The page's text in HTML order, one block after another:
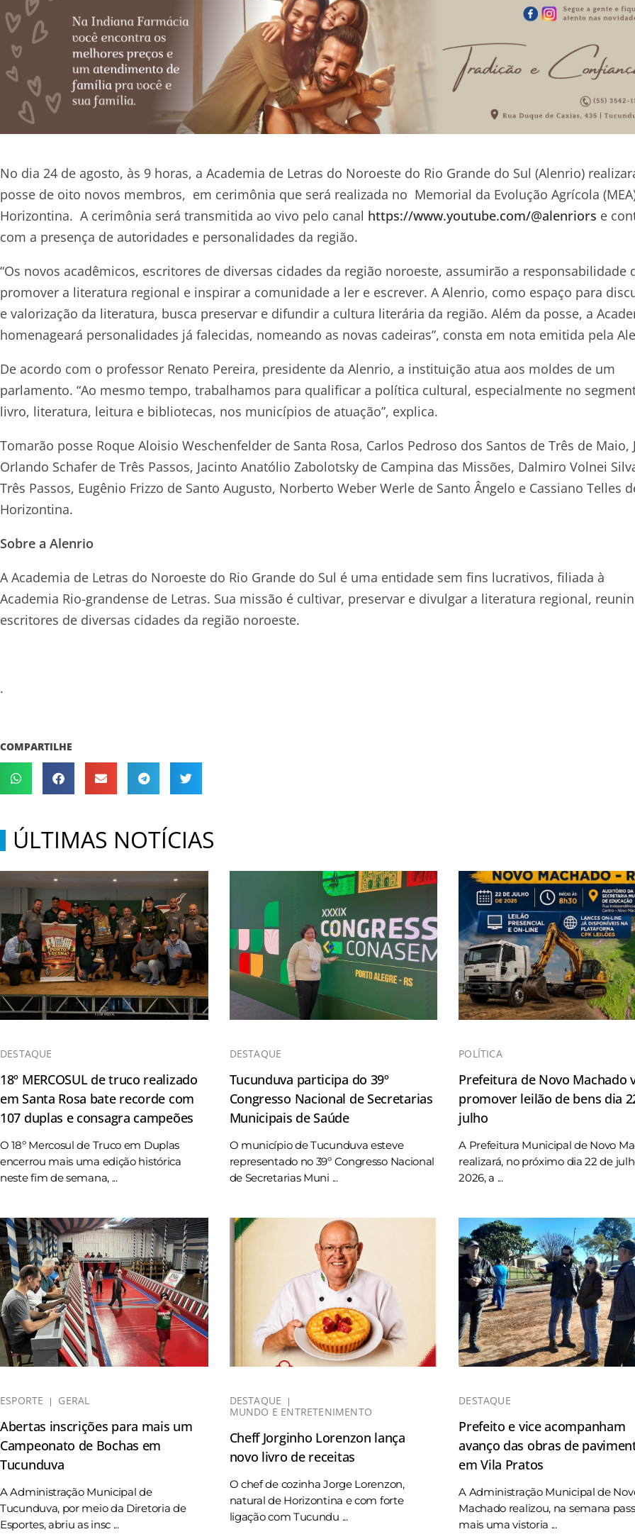
No dia 24 de agosto, às 9 horas, a Academia de Letras do Noroeste do Rio Grande do Sul (Alenrio)
posse de oito novos membros, em cerimônia que será realizada no Memorial da Evolução Agrícola
Horizontina. A cerimônia será transmitida ao vivo pelo canal https://www.youtube.com/@alenriors e
com a presença de autoridades e personalidades da região.
“Os novos acadêmicos, escritores de diversas cidades da região noroeste, assumirão a responsabilidade
promover a literatura regional e inspirar a comunidade a ler e escrever. A Alenrio, como espaço para
e valorização da literatura, busca preservar e difundir a cultura literária da região. Além da posse, a
homenageará personalidades já falecidas, nomeando as novas cadeiras”, consta em nota emitida pela
De acordo com o professor Renato Pereira, presidente da Alenrio, a instituição atua aos moldes de um
parlamento. “Ao mesmo tempo, trabalhamos para qualificar a política cultural, especialmente no
livro, literatura, leitura e bibliotecas, nos municípios de atuação”, explica.
Tomarão posse Roque Aloisio Weschenfelder de Santa Rosa, Carlos Pedroso dos Santos de Três de Maio,
Orlando Schafer de Três Passos, Jacinto Anatólio Zabolotsky de Campina das Missões, Dalmiro Volnei
Três Passos, Eugênio Frizzo de Santo Augusto, Norberto Weber Werle de Santo Ângelo e Cassiano Telles
Horizontina.
Sobre a Alenrio
A Academia de Letras do Noroeste do Rio Grande do Sul é uma entidade sem fins lucrativos, filiada à
Academia Rio-grandense de Letras. Sua missão é cultivar, preservar e divulgar a literatura regional,
escritores de diversas cidades da região noroeste.
.
COMPARTILHE
ÚLTIMAS NOTÍCIAS
DESTAQUE
18º MERCOSUL de truco realizado
em Santa Rosa bate recorde com
107 duplas e consagra campeões
O 18º Mercosul de Truco em Duplas
encerrou mais uma edição histórica
neste fim de semana, ...
DESTAQUE
Tucunduva participa do 39º
Congresso Nacional de Secretarias
Municipais de Saúde
O município de Tucunduva esteve
representado no 39º Congresso Nacional
de Secretarias Muni ...
POLÍTICA
Prefeitura de Novo Machado
promover leilão de bens dia
julho
A Prefeitura Municipal de Novo
realizará, no próximo dia 22 de
2026, a ...
ESPORTE GERAL
Abertas inscrições para mais um
Campeonato de Bochas em
Tucunduva
A Administração Municipal de
Tucunduva, por meio da Diretoria de
Esportes, abriu as insc ...
DESTAQUE
MUNDO E ENTRETENIMENTO
Cheff Jorginho Lorenzon lança
novo livro de receitas
O chef de cozinha Jorge Lorenzon,
natural de Horizontina e com forte
ligação com Tucundu ...
DESTAQUE
Prefeito e vice acompanham
avanço das obras de
em Vila Pratos
A Administração Municipal de
Machado realizou, na semana
mais uma vistoria ...